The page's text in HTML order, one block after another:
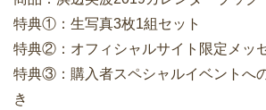
特典①：生写真3枚1組セット
特典②：オフィシャルサイト限定メッ
特典③：購入者スペシャルイベントへ
き